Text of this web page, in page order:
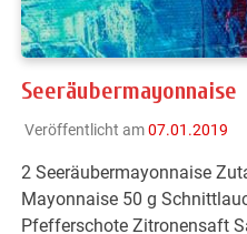
Seeräubermayonnaise
Veröffentlicht am07.01.2019
2 Seeräubermayonnaise
Mayonnaise 50 g
Pfefferschote Zitronensaft